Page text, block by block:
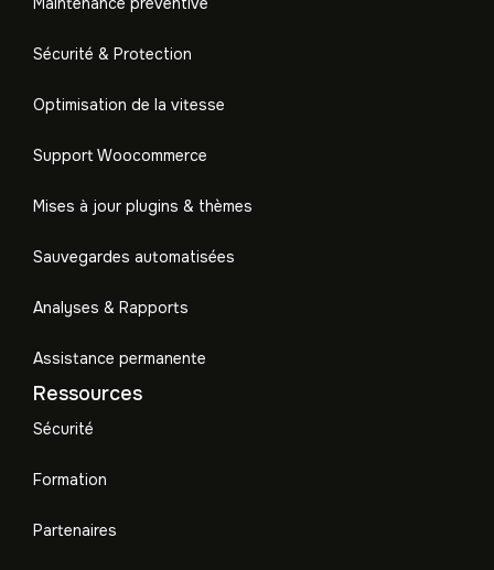
Sécurité & Protection
Optimisation de la vitesse
Support Woocommerce
Mises à jour plugins & thèmes
Sauvegardes automatisées
Analyses & Rapports
Assistance permanente
Ressources
Sécurité
Formation
Partenaires